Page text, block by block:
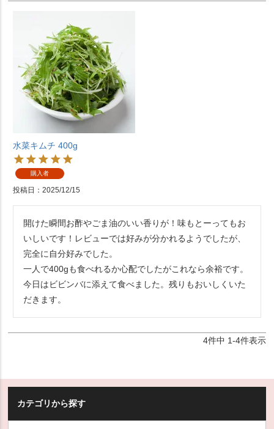
水菜キムチ 400g
購入者
投稿日 2025/12/15
開けた瞬間お酢やごま油のいい香りが！味もとーってもお
いしいです！レビューでは好みが分かれるようでしたが、
完全に自分好みでした。
一人で400gも食べれるか心配でしたがこれなら余裕です。
今日はビビンバに添えて食べました。残りもおいしくいた
だきます。
4件中 1-4件表示
カテゴリから探す